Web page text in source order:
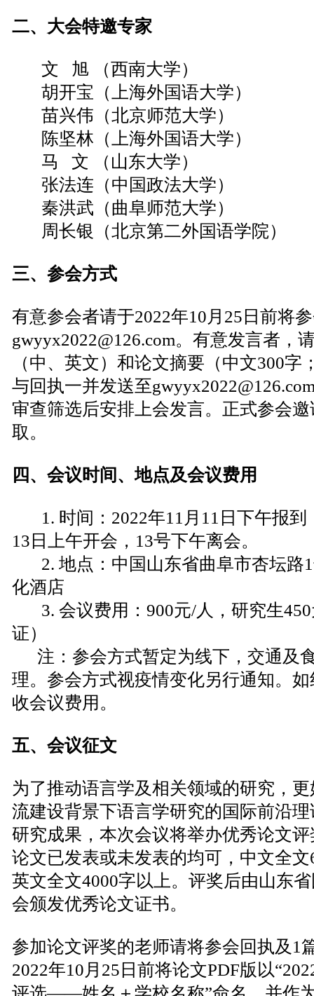
二、大会特邀专家
文 旭 （西南大学）
胡开宝（上海外国语大学）
苗兴伟（北京师范大学）
陈坚林（上海外国语大学）
马 文 （山东大学）
张法连（中国政法大学）
秦洪武（曲阜师范大学）
周长银（北京第二外国语学院）
三、参会方式
有意参会者请于2022年10月25日前将
gwyyx2022@126.com。有意发言者，
（中、英文）和论文摘要（中文300字
与回执一并发送至
审查筛选后安排上会发言。正式参会
取。
四、会议时间、地点及会议费用
1. 时间：2022年11月11日下午报到
13日上午开会，13号下午离会。
2. 地点：中国山东省曲阜市杏坛路
化酒店
3. 会议费用：900元/人，研究生450
证）
注：参会方式暂定为线下，交通及
理。参会方式视疫情变化另行通知。
收会议费用。
五、会议征文
为了推动语言学及相关领域的研究，
流建设背景下语言学研究的国际前沿
研究成果，本次会议将举办优秀论文
论文已发表或未发表的均可，中文全文
英文全文4000字以上。评奖后由山东
会颁发优秀论文证书。
参加论文评奖的老师请将参会回执及1
2022年10月25日前将论文PDF版以